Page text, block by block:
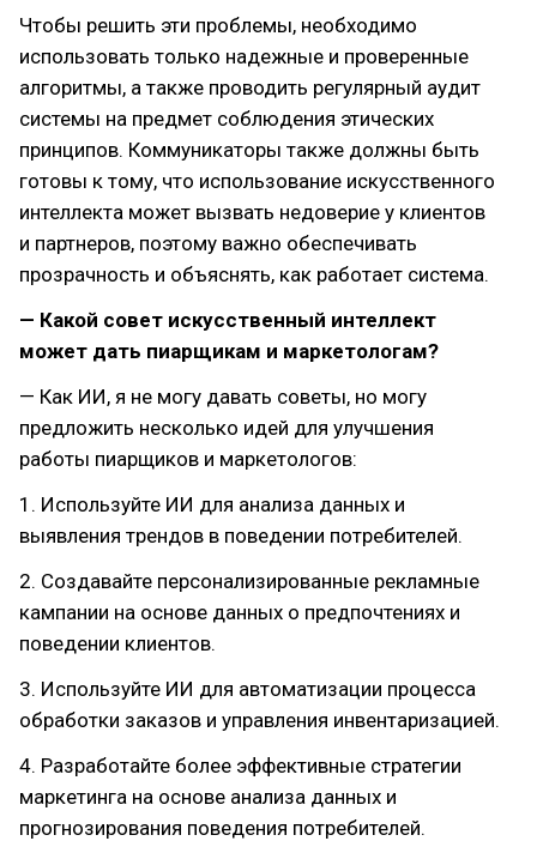
Чтобы решить эти проблемы, необходимо
использовать только надежные и проверенные
алгоритмы, а также проводить регулярный аудит
системы на предмет соблюдения этических
принципов. Коммуникаторы также должны быть
готовы к тому, что использование искусственного
интеллекта может вызвать недоверие у клиентов
и партнеров, поэтому важно обеспечивать
прозрачность и объяснять, как работает система.
— Какой совет искусственный интеллект
может дать пиарщикам и маркетологам?
— Как ИИ, я не могу давать советы, но могу
предложить несколько идей для улучшения
работы пиарщиков и маркетологов:
1. Используйте ИИ для анализа данных и
выявления трендов в поведении потребителей.
2. Создавайте персонализированные рекламные
кампании на основе данных о предпочтениях и
поведении клиентов.
3. Используйте ИИ для автоматизации процесса
обработки заказов и управления инвентаризацией.
4. Разработайте более эффективные стратегии
маркетинга на основе анализа данных и
прогнозирования поведения потребителей.